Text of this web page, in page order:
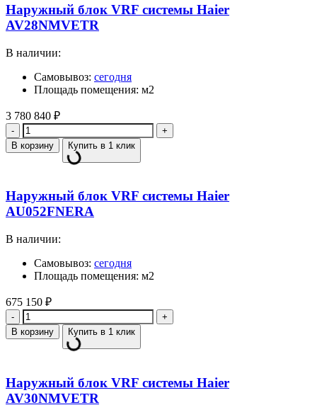
Наружный блок VRF системы Haier
AV28NMVETR
В наличии:
Самовывоз: сегодня
Площадь помещения: м2
3 780 840 ₽
Количество
В корзину Купить в 1 клик
Наружный блок VRF системы Haier
AU052FNERA
В наличии:
Самовывоз: сегодня
Площадь помещения: м2
675 150 ₽
Количество
В корзину Купить в 1 клик
Наружный блок VRF системы Haier
AV30NMVETR